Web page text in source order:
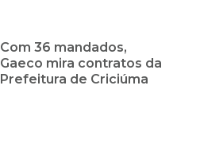
Com 36 mandados,
Gaeco mira contratos da
Prefeitura de Criciúma